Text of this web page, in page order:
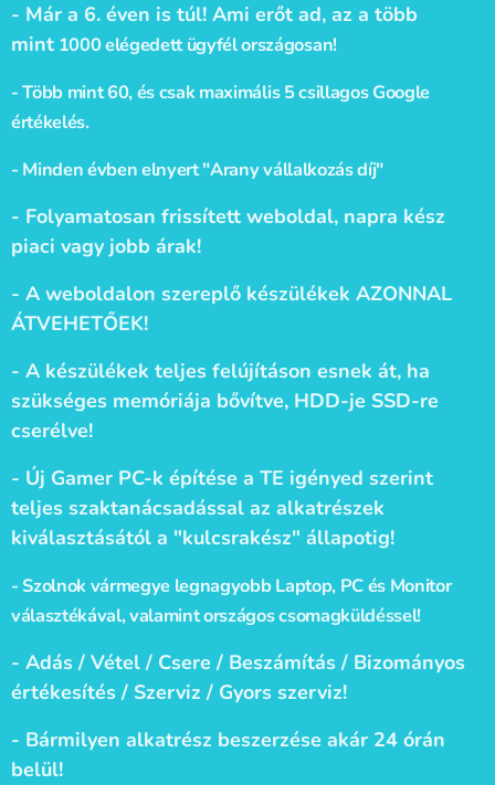
- Már a 6. éven is túl! Ami erőt ad, az a több
mint 1000 elégedett ügyfél országosan!
- Több mint 60, és csak maximális 5 csillagos Google
értékelés.
- Minden évben elnyert "Arany vállalkozás díj"
- Folyamatosan frissített weboldal, napra kész
piaci vagy jobb árak!
- A weboldalon szereplő készülékek AZONNAL
ÁTVEHETŐEK!
- A készülékek teljes felújításon esnek át, ha
szükséges memóriája bővítve, HDD-je SSD-re
cserélve!
- Új Gamer PC-k építése a TE igényed szerint
teljes szaktanácsadással az alkatrészek
kiválasztásától a "kulcsrakész" állapotig!
- Szolnok vármegye legnagyobb Laptop, PC és Monitor
választékával, valamint országos csomagküldéssel!
- Adás / Vétel / Csere / Beszámítás / Bizományos
értékesítés / Szerviz / Gyors szerviz!
- Bármilyen alkatrész beszerzése akár 24 órán
belül!